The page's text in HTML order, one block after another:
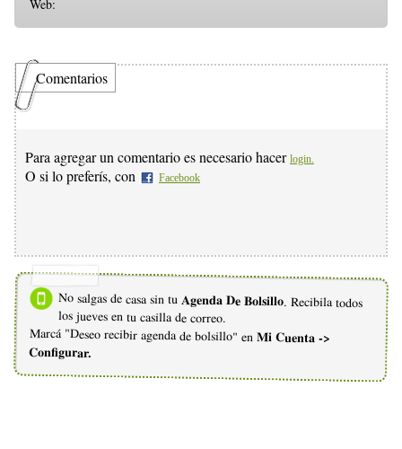
Web:
Comentarios
Para agregar un comentario es necesario hacer login.
O si lo preferís, con Facebook
No salgas de casa sin tu Agenda De Bolsillo. Recibila todos
los jueves en tu casilla de correo.
Marcá "Deseo recibir agenda de bolsillo" en Mi Cuenta ->
Configurar.